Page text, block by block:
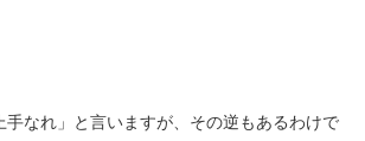
手なれ」と言いますが、その逆もあるわけで